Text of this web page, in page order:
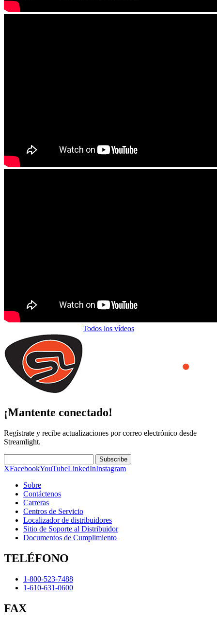
Todos los vídeos
¡Mantente conectado!
Regístrate y recibe actualizaciones por correo electrónico desde
Streamlight.
Subscribe
XFacebookYouTubeLinkedInInstagram
Sobre
Contáctenos
Carreras
Centros de Servicio
Localizador de distribuidores
Sitio de Soporte al Distribuidor
Documentos de Cumplimiento
TELÉFONO
1-800-523-7488
1-610-631-0600
FAX